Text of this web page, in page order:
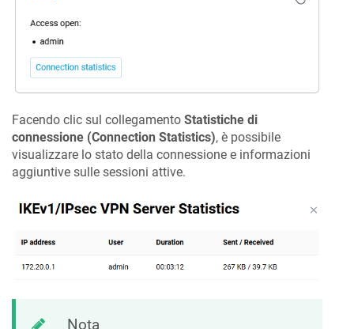
Facendo clic sul collegamento Statistiche di
connessione (Connection Statistics), è possibile
visualizzare lo stato della connessione e informazioni
aggiuntive sulle sessioni attive.
Nota